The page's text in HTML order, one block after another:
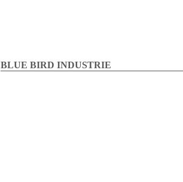
BLUE BIRD INDUSTRIE